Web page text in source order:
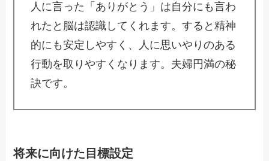
人に言った「ありがとう」は自分にも言わ
れたと脳は認識してくれます。すると精神
的にも安定しやすく、人に思いやりのある
行動を取りやすくなります。夫婦円満の秘
訣です。
将来に向けた目標設定